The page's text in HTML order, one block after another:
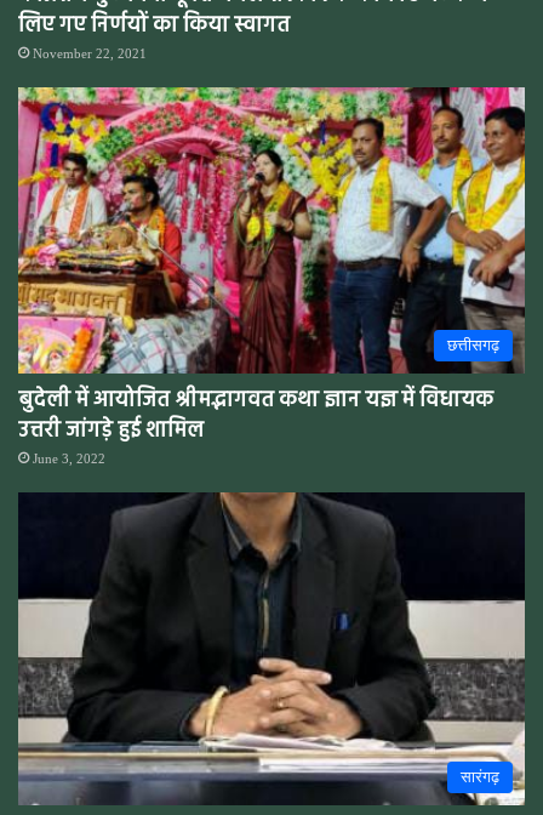
लिए गए निर्णयों का किया स्वागत
November 22, 2021
छत्तीसगढ़
बुदेली में आयोजित श्रीमद्भागवत कथा ज्ञान यज्ञ में विधायक
उत्तरी जांगड़े हुई शामिल
June 3, 2022
सारंगढ़